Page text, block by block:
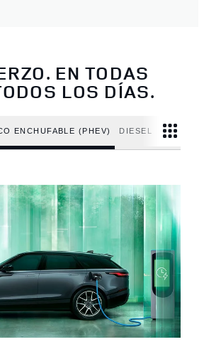
EN TODAS
LOS DÍAS.
ENCHUFABLE (PHEV) DIESEL